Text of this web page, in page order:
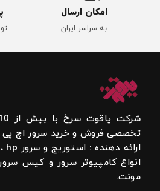
امکان ارسال
به سراسر ایران
تخصصی فروش و خرید سرور اچ پی
انواع کامپیوتر سرور و کیس
مونت.